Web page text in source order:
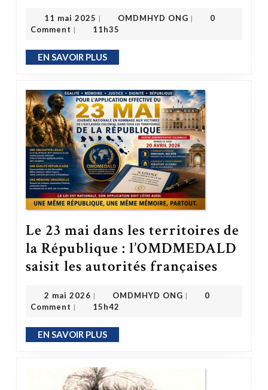
11 mai 2025 11 mai 2025
| OMDMHYD ONG |
0
Comment | 11h35
EN SAVOIR PLUSEN SAVOIR PLUS
Le 23 mai dans les territoires de
la République : l’OMDMEDALD
saisit les autorités françaises
2 mai 2026 2 mai 2026
| OMDMHYD ONG |
0
Comment | 15h42
EN SAVOIR PLUSEN SAVOIR PLUS